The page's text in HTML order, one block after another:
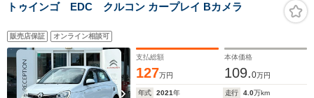
トゥインゴ EDC クルコン カープレイ Bカメラ
販売店保証 オンライン相談可
支払総額
127万円
本体価格
109.0万円
年式 2021年 走行 4.0万km